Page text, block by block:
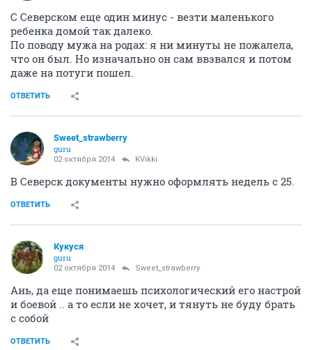
С Северском еще один минус - везти маленького
ребенка домой так далеко.
По поводу мужа на родах: я ни минуты не пожалела,
что он был. Но изначально он сам ввзвался и потом
даже на потуги пошел.
ОТВЕТИТЬ
Sweet_strawberry
guru
02 октября 2014 KVikki
В Северск документы нужно оформлять недель с 25.
ОТВЕТИТЬ
Кукуся
guru
02 октября 2014 Sweet_strawberry
Ань, да еще понимаешь психологический его настрой
и боевой .. а то если не хочет, и тянуть не буду брать
с собой
ОТВЕТИТЬ